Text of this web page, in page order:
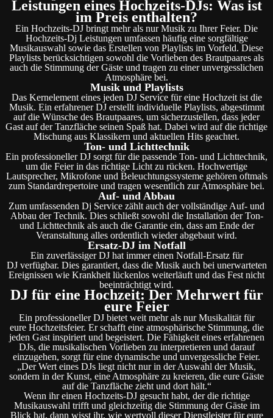
Leistungen eines Hochzeits-DJs: Was ist
im Preis enthalten?
Ein Hochzeits-DJ bringt mehr als nur Musik zu Ihrer Feier. Die
Hochzeits-Dj Leistungen umfassen häufig eine sorgfältige
Musikauswahl sowie das Erstellen von Playlists im Vorfeld. Diese
Playlists berücksichtigen sowohl die Vorlieben des Brautpaares als
auch die Stimmung der Gäste und tragen zu einer unvergesslichen
Atmosphäre bei.
Musik und Playlists
Das Kernelement eines jeden DJ Service für eine Hochzeit ist die
Musik. Ein erfahrener DJ erstellt individuelle Playlists, abgestimmt
auf die Wünsche des Brautpaares, um sicherzustellen, dass jeder
Gast auf der Tanzfläche seinen Spaß hat. Dabei wird auf die richtige
Mischung aus Klassikern und aktuellen Hits geachtet.
Ton- und Lichttechnik
Ein professioneller DJ sorgt für die passende Ton- und Lichttechnik,
um die Feier in das richtige Licht zu rücken. Hochwertige
Lautsprecher, Mikrofone und Beleuchtungssysteme gehören oftmals
zum Standardrepertoire und tragen wesentlich zur Atmosphäre bei.
Auf- und Abbau
Zum umfassenden Dj Service zählt auch der vollständige Auf- und
Abbau der Technik. Dies schließt sowohl die Installation der Ton-
und Lichttechnik als auch die Garantie ein, dass am Ende der
Veranstaltung alles ordentlich wieder abgebaut wird.
Ersatz-DJ im Notfall
Ein zuverlässiger DJ hat immer einen Notfall-Ersatz für
DJ verfügbar. Dies garantiert, dass die Musik auch bei unerwarteten
Ereignissen wie Krankheit lückenlos weiterläuft und das Fest nicht
beeinträchtigt wird.
DJ für eine Hochzeit: Der Mehrwert für
eure Feier
Ein professioneller DJ bietet weit mehr als nur Musikalität für
eure Hochzeitsfeier. Er schafft eine atmosphärische Stimmung, die
jeden Gast inspiriert und begeistert. Die Fähigkeit eines erfahrenen
DJs, die musikalischen Vorlieben zu interpretieren und darauf
einzugehen, sorgt für eine dynamische und unvergessliche Feier.
„Der Wert eines DJs liegt nicht nur in der Auswahl der Musik,
sondern in der Kunst, eine Atmosphäre zu kreieren, die eure Gäste
auf die Tanzfläche zieht und dort hält.“
Wenn ihr einen Hochzeits-DJ gesucht habt, der die richtige
Musikauswahl trifft und gleichzeitig die Stimmung der Gäste im
Blick hat, dann wisst ihr, wie wertvoll dieser Dienstleister für eure